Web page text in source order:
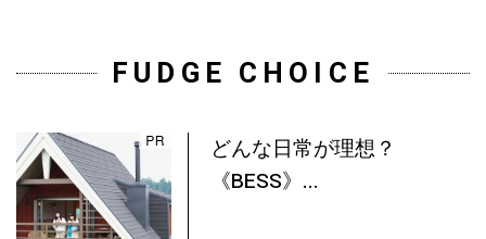
FUDGE CHOICE
どんな日常が理想？
《BESS》...